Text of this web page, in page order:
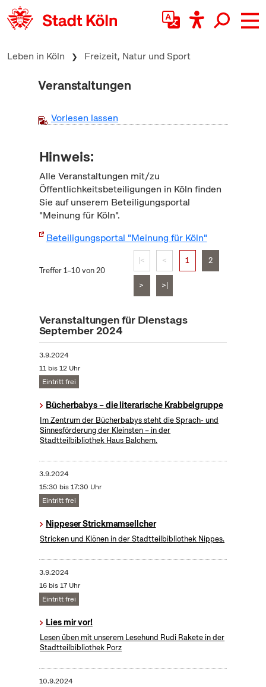
zum Inhalt springen
Leben in Köln Freizeit, Natur und Sport
Veranstaltungen
Vorlesen lassen
Hinweis:
Alle Veranstaltungen mit/zu
Öffentlichkeitsbeteiligungen in Köln finden
Sie auf unserem Beteiligungsportal
"Meinung für Köln".
Beteiligungsportal "Meinung für Köln"
Treffer 1–10 von 20
|< < 1 2
> >|
Veranstaltungen für Dienstags
September 2024
3.9.2024
11 bis 12 Uhr
Eintritt frei
Bücherbabys – die literarische Krabbelgruppe
Im Zentrum der Bücherbabys steht die Sprach- und
Sinnesförderung der Kleinsten – in der
Stadtteilbibliothek Haus Balchem.
3.9.2024
15:30 bis 17:30 Uhr
Eintritt frei
Nippeser Strickmamsellcher
Stricken und Klönen in der Stadtteilbibliothek Nippes.
3.9.2024
16 bis 17 Uhr
Eintritt frei
Lies mir vor!
Lesen üben mit unserem Lesehund Rudi Rakete in der
Stadtteilbibliothek Porz
10.9.2024